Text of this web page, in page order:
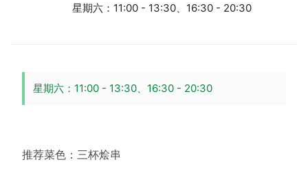
星期六：11:00 - 13:30、16:30 - 20:30
星期六：11:00 - 13:30、16:30 - 20:30
推荐菜色：三杯烩串